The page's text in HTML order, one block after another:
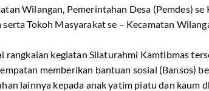
Wilangan, Pemerintahan Desa (Pemdes)
serta Tokoh Masyarakat se – Kecamatan
rangkaian kegiatan Silaturahmi Kamtibmas
memberikan bantuan sosial (Bansos)
lainnya kepada anak yatim piatu dan kaum